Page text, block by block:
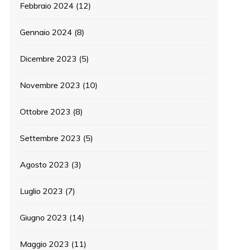
Febbraio 2024 (12)
Gennaio 2024 (8)
Dicembre 2023 (5)
Novembre 2023 (10)
Ottobre 2023 (8)
Settembre 2023 (5)
Agosto 2023 (3)
Luglio 2023 (7)
Giugno 2023 (14)
Maggio 2023 (11)